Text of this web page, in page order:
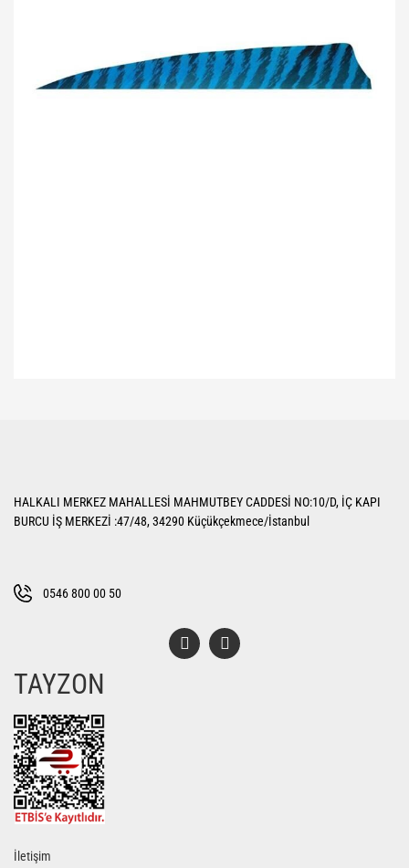
Ürün açıklamasında eksik bilgiler bulunuyor.
Bu ürüne benzer farklı alternatifler olmalı.
HALKALI MERKEZ MAHALLESİ MAHMUTBEY CADDESİ NO:10/D, İÇ KAPI
BURCU İŞ MERKEZİ :47/48, 34290 Küçükçekmece/İstanbul
0546 800 00 50
TAYZON
İletişim